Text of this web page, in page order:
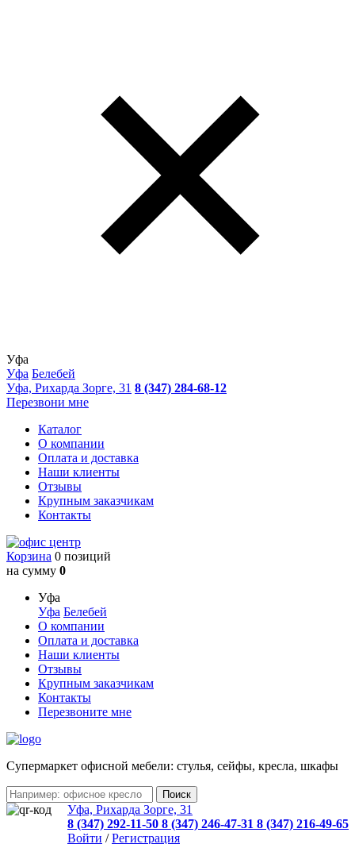
Уфа
Уфа Белебей
Уфа, Рихарда Зорге, 31 8 (347) 284-68-12
Перезвони мне
Каталог
О компании
Оплата и доставка
Наши клиенты
Отзывы
Крупным заказчикам
Контакты
Корзина 0 позиций
на сумму 0
Уфа
Уфа Белебей
О компании
Оплата и доставка
Наши клиенты
Отзывы
Крупным заказчикам
Контакты
Перезвоните мне
Cупермаркет офисной мебели: стулья, сейфы, кресла, шкафы
Уфа, Рихарда Зорге, 31
8 (347) 292-11-50 8 (347) 246-47-31 8 (347) 216-49-65
Войти /Регистрация